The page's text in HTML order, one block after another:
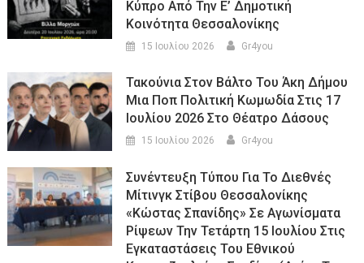
Κύπρο Από Την Ε’ Δημοτική
Κοινότητα Θεσσαλονίκης
15 Ιουλίου 2026 Gr4you
Τακούνια Στον Βάλτο Του Άκη Δήμου
Μια Ποπ Πολιτική Κωμωδία Στις 17
Ιουλίου 2026 Στο Θέατρο Δάσους
15 Ιουλίου 2026 Gr4you
Συνέντευξη Τύπου Για Το Διεθνές
Μίτινγκ Στίβου Θεσσαλονίκης
«Κώστας Σπανίδης» Σε Αγωνίσματα
Ρίψεων Την Τετάρτη 15 Ιουλίου Στις
Εγκαταστάσεις Του Εθνικού